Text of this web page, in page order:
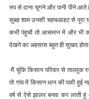
रुप से दाना चुगने और पानी पीने आते
सुबह शाम उनकी चहचआहट से पूरा
कभी पंहुचों तो आसमान में और भी
देखने का अहसास बहुत ही सुखद
मैं चूंकि किसान परिवार से
तो गांव में किसान धान की पकी हुई
वर्ष से ऐसे झालर बनवा कर लाती